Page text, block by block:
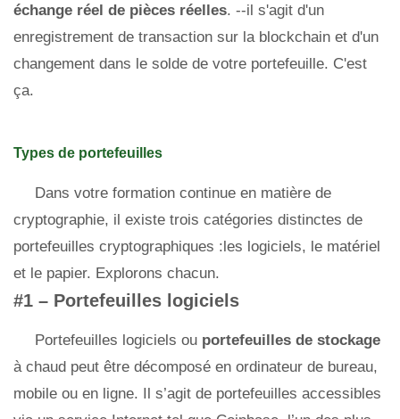
échange réel de pièces réelles. --il s'agit d'un
enregistrement de transaction sur la blockchain et d'un
changement dans le solde de votre portefeuille. C'est
ça.
Types de portefeuilles
Dans votre formation continue en matière de
cryptographie, il existe trois catégories distinctes de
portefeuilles cryptographiques :les logiciels, le matériel
et le papier. Explorons chacun.
#1 – Portefeuilles logiciels
Portefeuilles logiciels ou portefeuilles de stockage
à chaud peut être décomposé en ordinateur de bureau,
mobile ou en ligne. Il s’agit de portefeuilles accessibles